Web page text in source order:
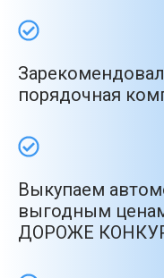
порядочная
Выкупаем
выгодным
ДОРОЖЕ